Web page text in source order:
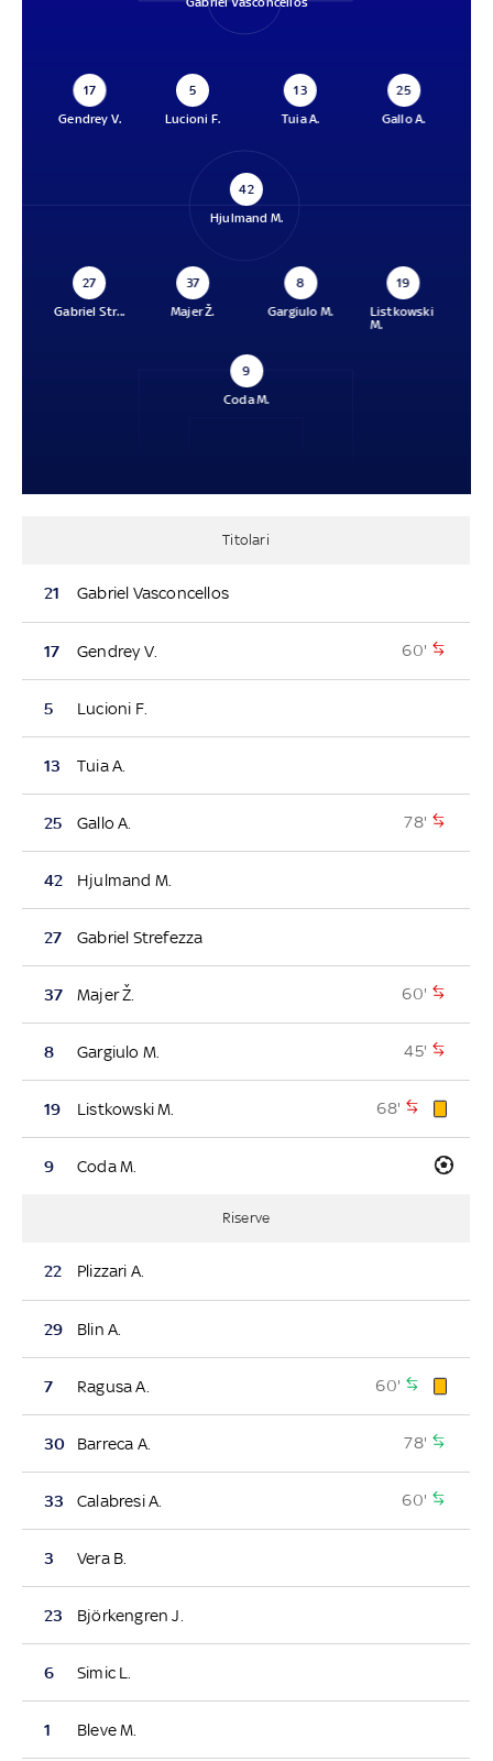
17
Gendrey V.
5
Lucioni F.
13
Tuia A.
25
Gallo A.
42
Hjulmand M.
27
Gabriel Str...
37
Majer Ž.
8
Gargiulo M.
19
Listkowski
M.
9
Coda M.
Titolari
21 Gabriel Vasconcellos
17 Gendrey V. 60'
5 Lucioni F.
13 Tuia A.
25 Gallo A. 78'
42 Hjulmand M.
27 Gabriel Strefezza
37 Majer Ž. 60'
8 Gargiulo M. 45'
19 Listkowski M. 68'
9 Coda M.
Riserve
22 Plizzari A.
29 Blin A.
7 Ragusa A. 60'
30 Barreca A. 78'
33 Calabresi A. 60'
3 Vera B.
23 Björkengren J.
6 Simic L.
1 Bleve M.